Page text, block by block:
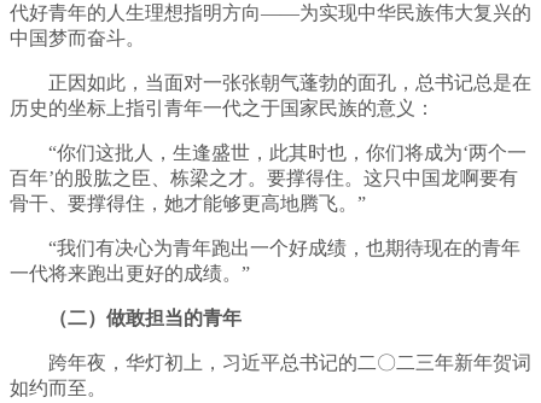
代好青年的人生理想指明方向——为实现中华民族伟大复兴的
中国梦而奋斗。
正因如此，当面对一张张朝气蓬勃的面孔，总书记总是在
历史的坐标上指引青年一代之于国家民族的意义：
“你们这批人，生逢盛世，此其时也，你们将成为‘两个一
百年’的股肱之臣、栋梁之才。要撑得住。这只中国龙啊要有
骨干、要撑得住，她才能够更高地腾飞。”
“我们有决心为青年跑出一个好成绩，也期待现在的青年
一代将来跑出更好的成绩。”
（二）做敢担当的青年
跨年夜，华灯初上，习近平总书记的二〇二三年新年贺词
如约而至。